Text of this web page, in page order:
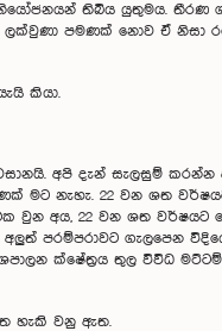
තිබිය යුතුමය. තීරණ
ලක්වුණා පමණක් නොව ඒ නිසා
කියා.
අපි දැන් සැලසුම්
මට නැහැ. 22 වන ශත
වුන අය, 22 වන ශත වර්ෂයට
පරම්පරාවට ගැලපෙන
ක්ෂේත්‍රය තුල විවිධ
හැකි වනු ඇත.